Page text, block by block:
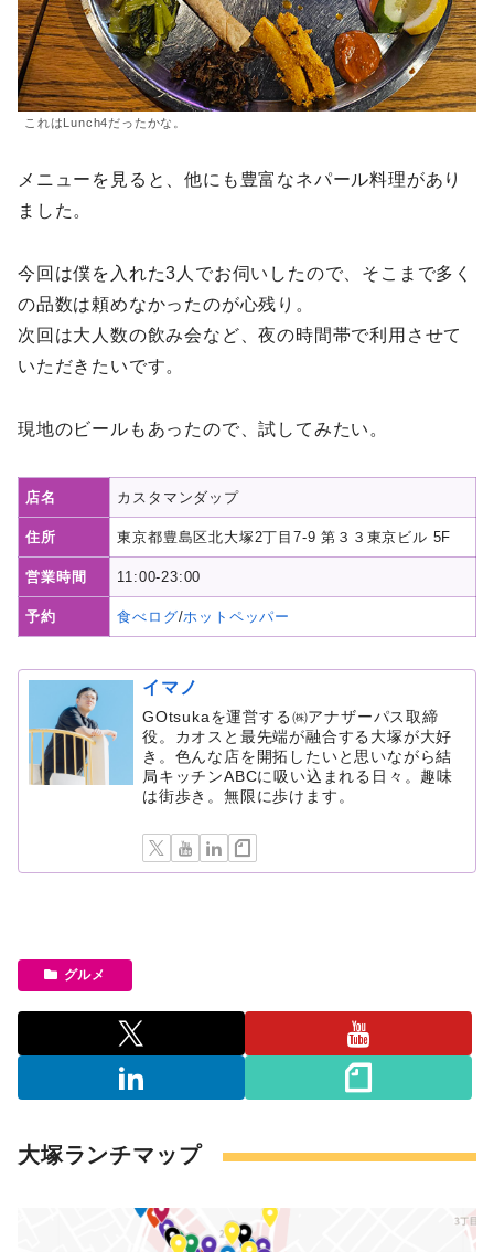
これはLunch4だったかな。
メニューを見ると、他にも豊富なネパール料理があり
ました。
今回は僕を入れた3人でお伺いしたので、そこまで多く
の品数は頼めなかったのが心残り。
次回は大人数の飲み会など、夜の時間帯で利用させて
いただきたいです。
現地のビールもあったので、試してみたい。
店名 カスタマンダップ
住所 東京都豊島区北大塚2丁目7-9 第３３東京ビル 5F
営業時間 11:00-23:00
予約 食べログ/ホットペッパー
イマノ
GOtsukaを運営する㈱アナザーパス取締
役。カオスと最先端が融合する大塚が大好
き。色んな店を開拓したいと思いながら結
局キッチンABCに吸い込まれる日々。趣味
は街歩き。無限に歩けます。
グルメ
大塚ランチマップ